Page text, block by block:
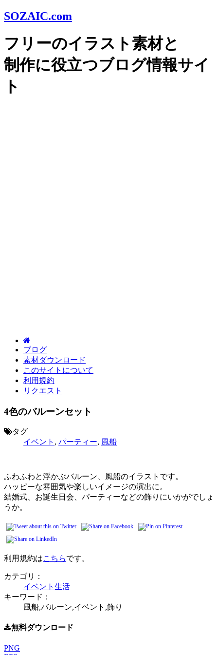
SOZAIC.com
フリーのイラスト素材と
制作に役立つブログ情報サイ
ト
ブログ
素材ダウンロード
このサイトについて
利用規約
リクエスト
4色のバルーンセット
タグ
イベント , パーティー, 風船
ふわふわと浮かぶバルーン、風船のイラストです。
ハッピーな雰囲気や楽しいイメージの演出に。
結婚式、お誕生日会、パーティーなどの飾りにいかがでしょ
うか。
利用規約はこちらです。
カテゴリ：
イベント 生活
キーワード：
風船,バルーン,イベント,飾り
無料ダウンロード
PNG